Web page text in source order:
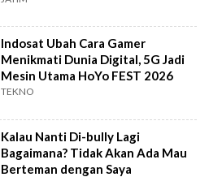
Indosat Ubah Cara Gamer
Menikmati Dunia Digital, 5G Jadi
Mesin Utama HoYo FEST 2026
TEKNO
Kalau Nanti Di-bully Lagi
Bagaimana? Tidak Akan Ada Mau
Berteman dengan Saya